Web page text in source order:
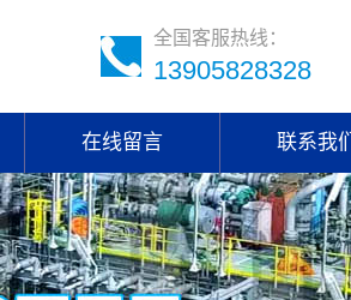
全国客服热线：
13905828328
在线留言 联系我们